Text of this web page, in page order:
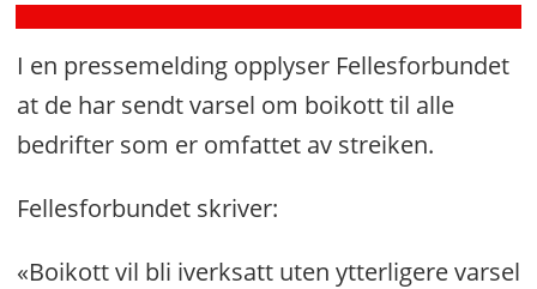
I en pressemelding opplyser Fellesforbundet
at de har sendt varsel om boikott til alle
bedrifter som er omfattet av streiken.
Fellesforbundet skriver:
«Boikott vil bli iverksatt uten ytterligere varsel